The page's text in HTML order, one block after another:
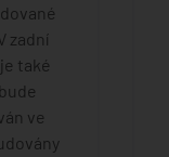
zadní
také
ve